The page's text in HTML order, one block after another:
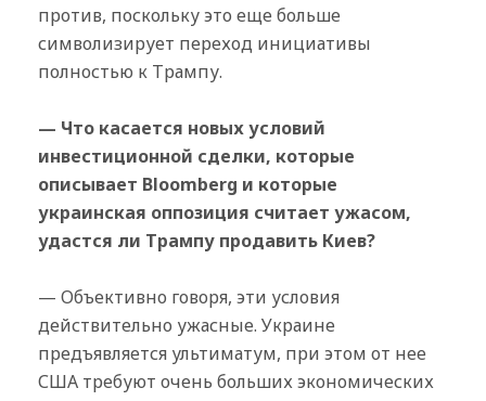
против, поскольку это еще больше
символизирует переход инициативы
полностью к Трампу.
— Что касается новых условий
инвестиционной сделки, которые
описывает Bloomberg и которые
украинская оппозиция считает ужасом,
удастся ли Трампу продавить Киев?
— Объективно говоря, эти условия
действительно ужасные. Украине
предъявляется ультиматум, при этом от нее
США требуют очень больших экономических